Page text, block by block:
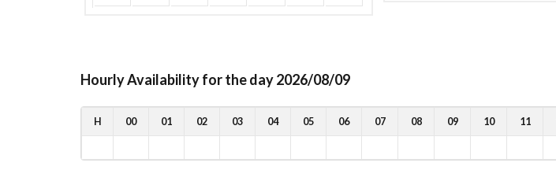
Hourly Availability for the day 2026/08/09
H 00 01 02 03 04 05 06 07 08 09 10 11